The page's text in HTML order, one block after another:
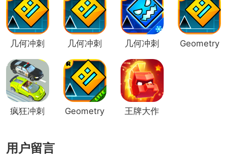
几何冲刺
几何冲刺
几何冲刺
Geometry
疯狂冲刺
Geometry
王牌大作
用户留言